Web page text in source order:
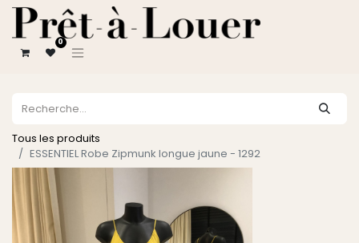
0
Tous les produits
ESSENTIEL Robe Zipmunk longue jaune - 1292